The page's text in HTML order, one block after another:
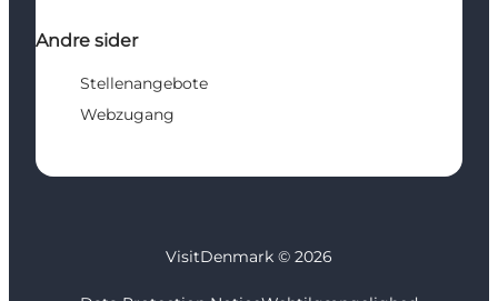
Andre sider
Stellenangebote
Webzugang
VisitDenmark © 2026